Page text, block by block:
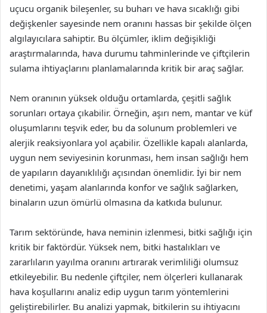
uçucu organik bileşenler, su buharı ve hava sıcaklığı gibi
değişkenler sayesinde nem oranını hassas bir şekilde ölçen
algılayıcılara sahiptir. Bu ölçümler, iklim değişikliği
araştırmalarında, hava durumu tahminlerinde ve çiftçilerin
sulama ihtiyaçlarını planlamalarında kritik bir araç sağlar.
Nem oranının yüksek olduğu ortamlarda, çeşitli sağlık
sorunları ortaya çıkabilir. Örneğin, aşırı nem, mantar ve küf
oluşumlarını teşvik eder, bu da solunum problemleri ve
alerjik reaksiyonlara yol açabilir. Özellikle kapalı alanlarda,
uygun nem seviyesinin korunması, hem insan sağlığı hem
de yapıların dayanıklılığı açısından önemlidir. İyi bir nem
denetimi, yaşam alanlarında konfor ve sağlık sağlarken,
binaların uzun ömürlü olmasına da katkıda bulunur.
Tarım sektöründe, hava neminin izlenmesi, bitki sağlığı için
kritik bir faktördür. Yüksek nem, bitki hastalıkları ve
zararlıların yayılma oranını artırarak verimliliği olumsuz
etkileyebilir. Bu nedenle çiftçiler, nem ölçerleri kullanarak
hava koşullarını analiz edip uygun tarım yöntemlerini
geliştirebilirler. Bu analizi yapmak, bitkilerin su ihtiyacını